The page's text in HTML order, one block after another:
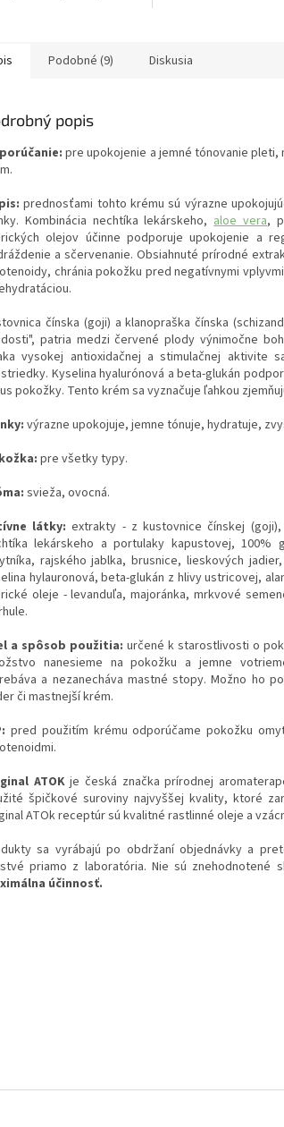
Podobné (9) Diskusia
popis
pre upokojenie a jemné tónovanie
prednosťami tohto krému sú výrazne
Kombinácia nechtíka lekárskeho, aloe vera,
olejov účinne podporuje upokojenie a
a sčervenanie. Obsiahnuté prírodné
chránia pokožku pred negatívnymi
čínska (goji) a klanopraška čínska
patria medzi červené plody výnimočne
vysokej antioxidačnej a stimulačnej aktivite
Kyselina hyalurónová a beta-glukán
pokožky. Tento krém sa vyznačuje ľahkou
výrazne upokojuje, jemne tónuje, hydratuje,
pre všetky typy.
svieža, ovocná.
látky: extrakty - z kustovnice čínskej (goji),
lekárskeho a portulaky kapustovej,
rajského jablka, brusnice, lieskových
hylauronová, beta-glukán z hlivy ustricovej,
oleje - levanduľa, majoránka, mrkvové
a spôsob použitia: určené k starostlivosti o
nanesieme na pokožku a jemne
a nezanecháva mastné stopy. Možno ho
či mastnejší krém.
pred použitím krému odporúčame pokožku
ATOKje česká značka prírodnej
špičkové suroviny najvyššej kvality, ktoré
ATOk receptúr sú kvalitné rastlinné oleje a
sa vyrábajú po obdržaní objednávky a
priamo z laboratória. Nie sú znehodnotené
účinnosť.